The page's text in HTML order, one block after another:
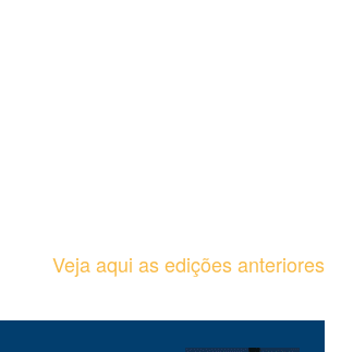
Veja aqui as edições anteriores